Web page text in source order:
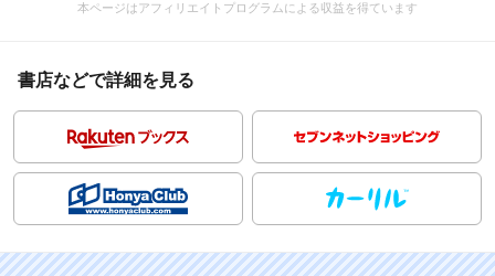
本ページはアフィリエイトプログラムによる収益を得ています
書店などで詳細を見る